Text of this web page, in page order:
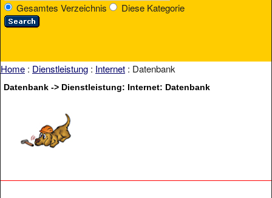
Gesamtes Verzeichnis Diese Kategorie
Home : Dienstleistung : Internet : Datenbank
Datenbank -> Dienstleistung: Internet: Datenbank